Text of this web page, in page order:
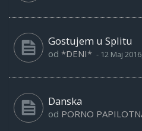
Gostujem u Splitu
od *DENI* - 12 Maj
Danska
od PORNO